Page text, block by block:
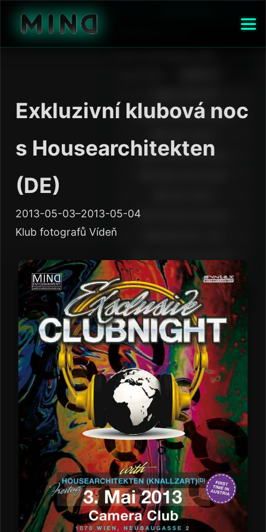
Exkluzivní klubová noc
s Housearchitekten
(DE)
2013-05-03–2013-05-04
Klub fotografů Vídeň